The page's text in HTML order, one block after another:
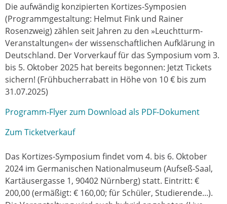
Die aufwändig konzipierten Kortizes-Symposien
(Programmgestaltung: Helmut Fink und Rainer
Rosenzweig) zählen seit Jahren zu den »Leuchtturm-
Veranstaltungen« der wissenschaftlichen Aufklärung in
Deutschland. Der Vorverkauf für das Symposium vom 3.
bis 5. Oktober 2025 hat bereits begonnen: Jetzt Tickets
sichern! (Frühbucherrabatt in Höhe von 10 € bis zum
31.07.2025)
Programm-Flyer zum Download als PDF-Dokument
Zum Ticketverkauf
Das Kortizes-Symposium findet vom 4. bis 6. Oktober
2024 im Germanischen Nationalmuseum (Aufseß-Saal,
Kartäusergasse 1, 90402 Nürnberg) statt. Eintritt: €
200,00 (ermäßigt: € 160,00; für Schüler, Studierende...).